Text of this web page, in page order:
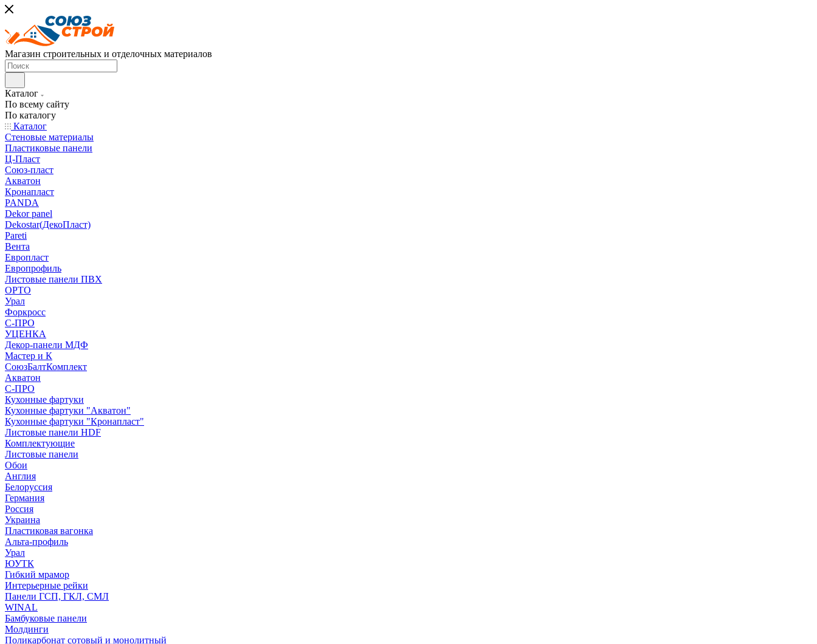
Магазин строительных и отделочных материалов
Каталог
По всему сайту
По каталогу
Каталог
Стеновые материалы
Пластиковые панели
Ц-Пласт
Союз-пласт
Акватон
Кронапласт
PANDA
Dekor panel
Dekostar(ДекоПласт)
Pareti
Вента
Европласт
Европрофиль
Листовые панели ПВХ
ОРТО
Урал
Форкросс
С-ПРО
УЦЕНКА
Декор-панели МДФ
Мастер и К
СоюзБалтКомплект
Акватон
С-ПРО
Кухонные фартуки
Кухонные фартуки "Акватон"
Кухонные фартуки "Кронапласт"
Листовые панели HDF
Комплектующие
Листовые панели
Обои
Англия
Белоруссия
Германия
Россия
Украина
Пластиковая вагонка
Альта-профиль
Урал
ЮУТК
Гибкий мрамор
Интерьерные рейки
Панели ГСП, ГКЛ, СМЛ
WINAL
Бамбуковые панели
Молдинги
Поликарбонат сотовый и монолитный